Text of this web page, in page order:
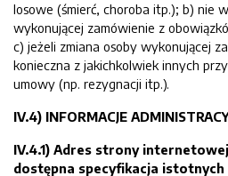
losowe (śmierć, choroba itp.); b) nie
wykonującej zamówienie z
c) jeżeli zmiana osoby wykonującej
konieczna z jakichkolwiek innych
umowy (np. rezygnacji itp.).
IV.4) INFORMACJE
IV.4.1) Adres strony
dostępna specyfikacja